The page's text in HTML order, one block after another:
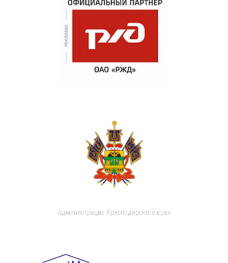
Администрация Краснодарского края